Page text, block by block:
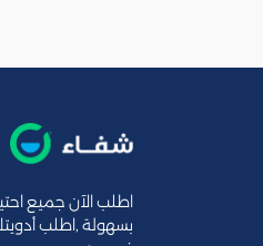
اطلب الآن جميع
بسهولة ,اطلب